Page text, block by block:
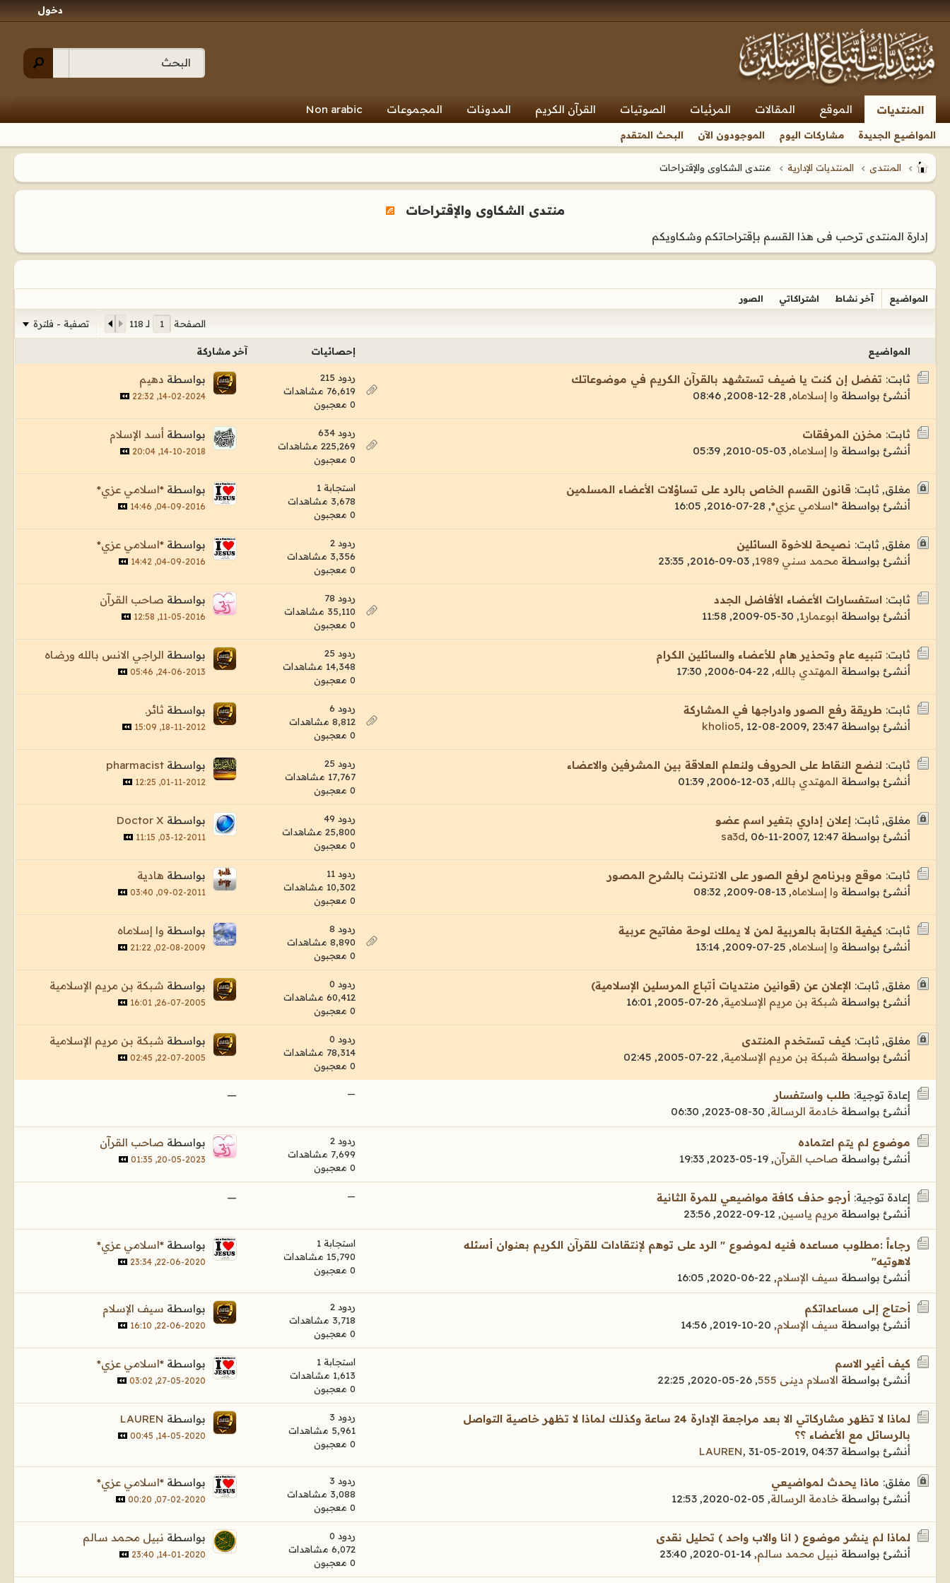
دخول
المنتديات الموقع المقالات المرئيات الصوتيات القرآن الكريم المدونات المجموعات Non arabic
المواضيع الجديدة مشاركات اليوم الموجودون الآن البحث المتقدم
المنتدى المنتديات الإدارية منتدى الشكاوى والإقتراحات
منتدى الشكاوى والإقتراحات
إدارة المنتدى ترحب فى هذا القسم بإقتراحاتكم وشكاويكم
المواضيع آخر نشاط اشتراكاتي الصور
الصفحة لـ 118 تصفية - فلترة
المواضيع إحصائيات آخر مشاركة
ثابت: تفضل إن كنت يا ضيف تستشهد بالقرآن الكريم في موضوعاتك
أنشئ بواسطة وا إسلاماه,
28-12-2008, 08:46
ردود 215
76,619 مشاهدات
0 معجبون
بواسطة دهيم
14-02-2024, 22:32
ثابت: مخزن المرفقات
أنشئ بواسطة وا إسلاماه,
03-05-2010, 05:39
ردود 634
225,269 مشاهدات
0 معجبون
بواسطة أسد الإسلام
14-10-2018, 20:04
مغلق, ثابت: قانون القسم الخاص بالرد على تساؤلات الأعضاء المسلمين
أنشئ بواسطة*اسلامي عزي*,
28-07-2016, 16:05
استجابة 1
3,678 مشاهدات
0 معجبون
بواسطة*اسلامي عزي*
04-09-2016, 14:46
مغلق, ثابت: نصيحة للاخوة السائلين
أنشئ بواسطة محمد سني 1989 ,
03-09-2016, 23:35
ردود 2
3,356 مشاهدات
0 معجبون
بواسطة*اسلامي عزي*
04-09-2016, 14:42
ثابت: استفسارات الأعضاء الأفاضل الجدد
أنشئ بواسطة ابوعمار1 ,
30-05-2009, 11:58
ردود 78
35,110 مشاهدات
0 معجبون
بواسطة صاحب القرآن
11-05-2016, 12:58
ثابت: تنبيه عام وتحذير هام للأعضاء والسائلين الكرام
أنشئ بواسطة المهتدي بالله,
22-04-2006, 17:30
ردود 25
14,348 مشاهدات
0 معجبون
بواسطة الراجي الانس بالله ورضاه
24-06-2013, 05:46
ثابت: طريقة رفع الصور وادراجها في المشاركة
أنشئ بواسطة
kholio5, 12-08-2009, 23:47
ردود 6
8,812 مشاهدات
0 معجبون
بواسطة ثائر.
18-11-2012, 15:09
ثابت: لنضع النقاط على الحروف ولنعلم العلاقة بين المشرفين والاعضاء
أنشئ بواسطة المهتدي بالله,
03-12-2006, 01:39
ردود 25
17,767 مشاهدات
0 معجبون
بواسطةpharmacist
01-11-2012, 12:25
مغلق, ثابت: إعلان إداري بتغير اسم عضو
أنشئ بواسطة
sa3d, 06-11-2007, 12:47
ردود 49
25,800 مشاهدات
0 معجبون
بواسطة Doctor X
03-12-2011, 11:15
ثابت: موقع وبرنامج لرفع الصور على الانترنت بالشرح المصور
أنشئ بواسطة وا إسلاماه,
13-08-2009, 08:32
ردود 11
10,302 مشاهدات
0 معجبون
بواسطة هادية
09-02-2011, 03:40
ثابت: كيفية الكتابة بالعربية لمن لا يملك لوحة مفاتيح عربية
أنشئ بواسطة وا إسلاماه,
25-07-2009, 13:14
ردود 8
8,890 مشاهدات
0 معجبون
بواسطة وا إسلاماه
02-08-2009, 21:22
مغلق, ثابت: الإعلان عن (قوانين منتديات أتباع المرسلين الإسلامية)
أنشئ بواسطة شبكة بن مريم الإسلامية,
26-07-2005, 16:01
ردود 0
60,412 مشاهدات
0 معجبون
بواسطة شبكة بن مريم الإسلامية
26-07-2005, 16:01
مغلق, ثابت: كيف تستخدم المنتدى
أنشئ بواسطة شبكة بن مريم الإسلامية,
22-07-2005, 02:45
ردود 0
78,314 مشاهدات
0 معجبون
بواسطة شبكة بن مريم الإسلامية
22-07-2005, 02:45
إعادة توجية: طلب واستفسار
أنشئ بواسطةخادمة الرسالة,
30-08-2023, 06:30
—
—
موضوع لم يتم اعتماده
أنشئ بواسطة صاحب القرآن,
19-05-2023, 19:33
ردود 2
7,699 مشاهدات
0 معجبون
بواسطة صاحب القرآن
20-05-2023, 01:35
إعادة توجية: أرجو حذف كافة مواضيعي للمرة الثانية
أنشئ بواسطة مريم ياسين,
12-09-2022, 23:56
—
—
رجاءاً :مطلوب مساعده فنيه لموضوع " الرد على توهم لإنتقادات للقرآن الكريم بعنوان أسئله
لاهوتيه"
أنشئ بواسطة سيف الإسلام,
22-06-2020, 16:05
استجابة 1
15,790 مشاهدات
0 معجبون
بواسطة*اسلامي عزي*
22-06-2020, 23:34
أحتاج إلى مساعداتكم
أنشئ بواسطة سيف الإسلام,
20-10-2019, 14:56
ردود 2
3,718 مشاهدات
0 معجبون
بواسطة سيف الإسلام
22-06-2020, 16:10
كيف أغير الاسم
أنشئ بواسطة الاسلام دينى 555 ,
26-05-2020, 22:25
استجابة 1
1,613 مشاهدات
0 معجبون
بواسطة*اسلامي عزي*
27-05-2020, 03:02
لماذا لا تظهر مشاركاتي الا بعد مراجعة الإدارة 24 ساعة وكذلك لماذا لا تظهر خاصية التواصل
بالرسائل مع الأعضاء ؟؟
أنشئ بواسطة
LAUREN, 31-05-2019, 04:37
ردود 3
5,961 مشاهدات
0 معجبون
بواسطة LAUREN
14-05-2020, 00:45
مغلق: ماذا يحدث لمواضيعي
أنشئ بواسطةخادمة الرسالة,
05-02-2020, 12:53
ردود 3
3,088 مشاهدات
0 معجبون
بواسطة*اسلامي عزي*
07-02-2020, 00:20
لماذا لم ينشر موضوع ( انا والاب واحد ) تحليل نقدى
أنشئ بواسطة نبيل محمد سالم,
14-01-2020, 23:40
ردود 0
6,072 مشاهدات
0 معجبون
بواسطة نبيل محمد سالم
14-01-2020, 23:40